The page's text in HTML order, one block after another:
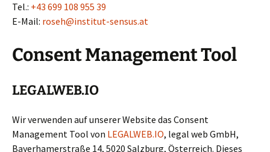
Tel.: +43 699 108 955 39
E-Mail: roseh@institut-sensus.at
Consent Management Tool
LEGALWEB.IO
Wir verwenden auf unserer Website das Consent
Management Tool von LEGALWEB.IO, legal web GmbH,
Bayerhamerstraße 14, 5020 Salzburg, Österreich. Dieses